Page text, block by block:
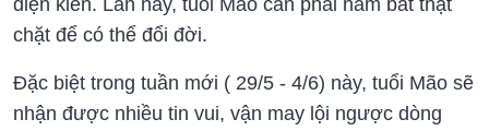
chặt để có thể đổi đời.
Đặc biệt trong tuần mới ( 29/5 - 4/6) này, tuổi Mão sẽ
nhận được nhiều tin vui, vận may lội ngược dòng